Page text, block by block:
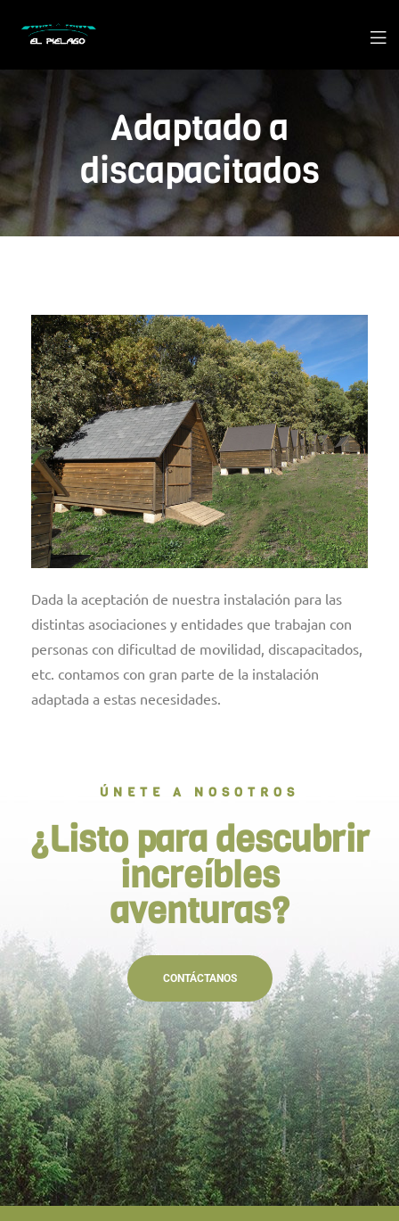
Adaptado a
discapacitados
Dada la aceptación de nuestra instalación para las
distintas asociaciones y entidades que trabajan con
personas con dificultad de movilidad, discapacitados,
etc. contamos con gran parte de la instalación
adaptada a estas necesidades.
ÚNETE A NOSOTROS
¿Listo para descubrir
increíbles
aventuras?
CONTÁCTANOS